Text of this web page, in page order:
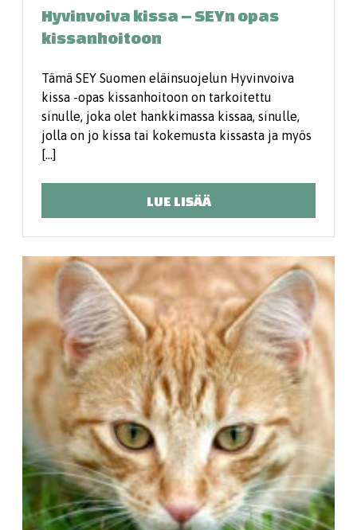
Hyvinvoiva kissa – SEYn opas
kissanhoitoon
Tämä SEY Suomen eläinsuojelun Hyvinvoiva
kissa -opas kissan­hoitoon on tarkoitettu
sinulle, joka olet hankkimassa kissaa, sinulle,
jolla on jo kissa tai kokemusta kissasta ja myös
[…]
LUE LISÄÄ